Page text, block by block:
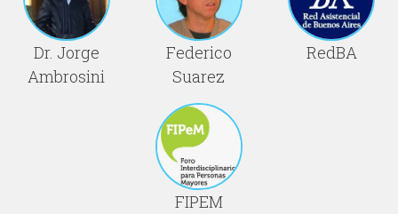
Dr. Jorge
Ambrosini
Federico
Suarez
RedBA
FIPEM